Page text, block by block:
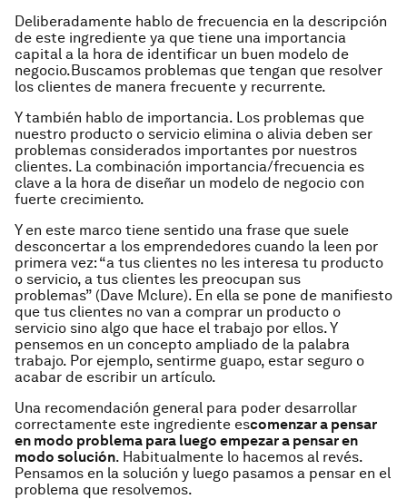
Deliberadamente hablo de frecuencia en la descripción
de este ingrediente ya que tiene una importancia
capital a la hora de identificar un buen modelo de
negocio.Buscamos problemas que tengan que resolver
los clientes de manera frecuente y recurrente.
Y también hablo de importancia. Los problemas que
nuestro producto o servicio elimina o alivia deben ser
problemas considerados importantes por nuestros
clientes. La combinación importancia/frecuencia es
clave a la hora de diseñar un modelo de negocio con
fuerte crecimiento.
Y en este marco tiene sentido una frase que suele
desconcertar a los emprendedores cuando la leen por
primera vez: “a tus clientes no les interesa tu producto
o servicio, a tus clientes les preocupan sus
problemas” (Dave Mclure). En ella se pone de manifiesto
que tus clientes no van a comprar un producto o
servicio sino algo que hace el trabajo por ellos.Y
pensemos en un concepto ampliado de la palabra
trabajo. Por ejemplo, sentirme guapo, estar seguro o
acabar de escribir un artículo.
Una recomendación general para poder desarrollar
correctamente este ingrediente escomenzar a pensar
en modo problema para luego empezar a pensar en
modo solución. Habitualmente lo hacemos al revés.
Pensamos en la solución y luego pasamos a pensar en el
problema que resolvemos.